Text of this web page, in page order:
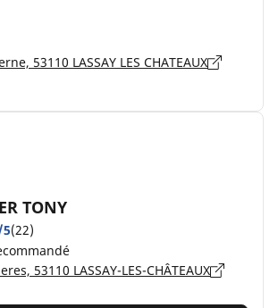
53110 LASSAY LES CHATEAUX
TONY
(22)
53110 LASSAY-LES-CHÂTEAUX